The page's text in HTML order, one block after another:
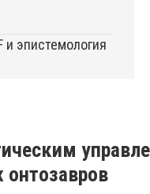
и эпистемология
онтозавров